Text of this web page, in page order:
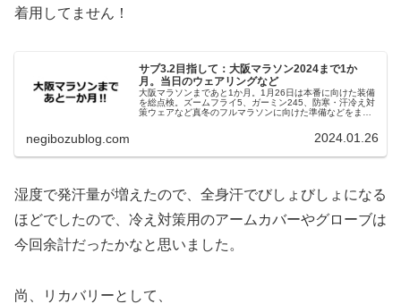
着用してません！
サブ3.2目指して：大阪マラソン2024まで1か
月。当日のウェアリングなど
大阪マラソンまであと1か月。1月26日は本番に向けた装備
を総点検。ズームフライ5、ガーミン245、防寒・汗冷え対
策ウェアなど真冬のフルマラソンに向けた準備などをまと
negibozublog.com 2024.01.26
湿度で発汗量が増えたので、全身汗でびしょびしょになる
ほどでしたので、冷え対策用のアームカバーやグローブは
今回余計だったかなと思いました。
尚、リカバリーとして、